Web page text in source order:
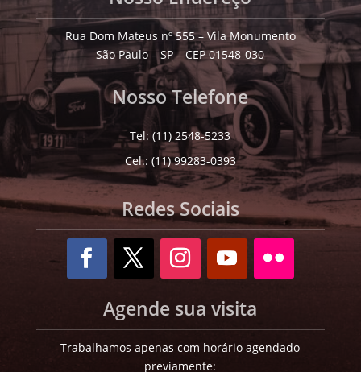
Rua Dom Mateus nº 555 – Vila Monumento
São Paulo – SP – CEP 01548-030
Nosso Telefone
Tel: (11) 2548-5233
Cel.: (11) 99283-0393
Redes Sociais
Agende sua visita
Trabalhamos apenas com horário agendado
previamente: